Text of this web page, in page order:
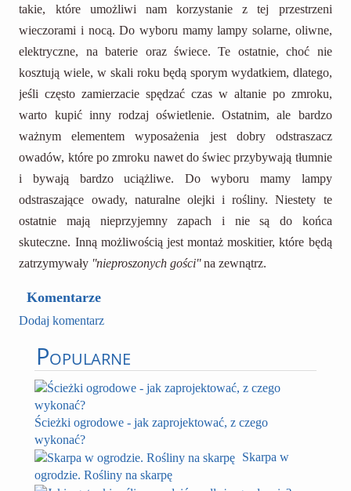
takie, które umożliwi nam korzystanie z tej przestrzeni
wieczorami i nocą. Do wyboru mamy lampy solarne, oliwne,
elektryczne, na baterie oraz świece. Te ostatnie, choć nie
kosztują wiele, w skali roku będą sporym wydatkiem, dlatego,
jeśli często zamierzacie spędzać czas w altanie po zmroku,
warto kupić inny rodzaj oświetlenie. Ostatnim, ale bardzo
ważnym elementem wyposażenia jest dobry odstraszacz
owadów, które po zmroku nawet do świec przybywają tłumnie
i bywają bardzo uciążliwe. Do wyboru mamy lampy
odstraszające owady, naturalne olejki i rośliny. Niestety te
ostatnie mają nieprzyjemny zapach i nie są do końca
skuteczne. Inną możliwością jest montaż moskitier, które będą
zatrzymywały ''nieproszonych gości''na zewnątrz.
Komentarze
Dodaj komentarz
Popularne
Ścieżki ogrodowe - jak zaprojektować, z czego
wykonać?
Skarpa w
ogrodzie. Rośliny na skarpę